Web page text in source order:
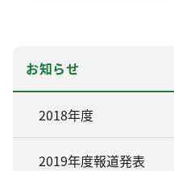
お知らせ
2018年度
2019年度報道発表